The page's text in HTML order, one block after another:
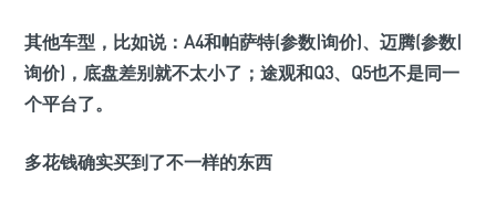
其他车型，比如说：A4和帕萨特(参数|询价)、迈腾(参数|
询价)，底盘差别就不太小了；途观和Q3、Q5也不是同一
个平台了。
多花钱确实买到了不一样的东西